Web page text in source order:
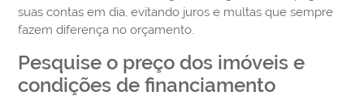
suas contas em dia, evitando juros e multas que sempre
fazem diferença no orçamento.
Pesquise o preço dos imóveis e
condições de financiamento